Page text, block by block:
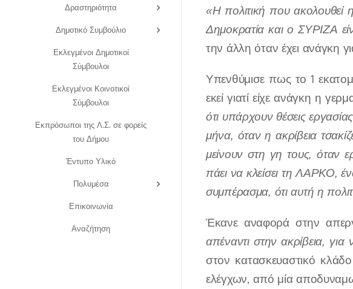
Δραστηριότητα
Δημοτικό Συμβούλιο
Εκλεγμένοι Δημοτικοί
Σύμβουλοι
Εκλεγμένοι Κοινοτικοί
Σύμβουλοι
Εκπρόσωποι της Λ.Σ. σε φορείς
του Δήμου
Έντυπο Υλικό
Πολυμέσα
Επικοινωνία
Αναζήτηση
«Η πολιτική που ακολουθεί
Δημοκρατία και ο ΣΥΡΙΖΑ
την άλλη όταν έχει ανάγκη
Υπενθύμισε πως το 1
εκεί γιατί είχε ανάγκη η
ότι υπάρχουν θέσεις
μήνα, όταν η ακρίβεια
μείνουν στη γη τους, όταν
πάει να κλείσει τη ΛΑΡΚΟ,
συμπέρασμα, ότι αυτή η
Έκανε αναφορά στην
απέναντι στην ακρίβεια,
στον κατασκευαστικό
ελέγχων, από μία